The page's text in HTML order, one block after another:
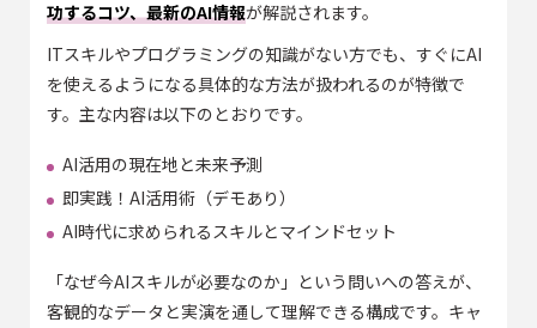
功するコツ、最新のAI情報が解説されます。
ITスキルやプログラミングの知識がない方でも、すぐにAI
を使えるようになる具体的な方法が扱われるのが特徴で
す。主な内容は以下のとおりです。
AI活用の現在地と未来予測
即実践！AI活用術（デモあり）
AI時代に求められるスキルとマインドセット
「なぜ今AIスキルが必要なのか」という問いへの答えが、
客観的なデータと実演を通して理解できる構成です。キャ